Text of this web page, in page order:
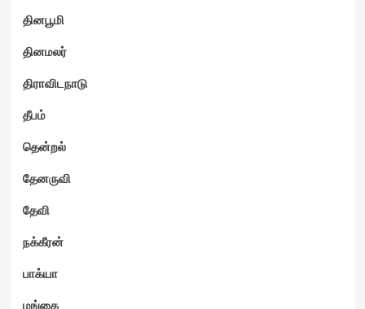
தினபூமி
தினமலர்
திராவிடநாடு
தீபம்
தென்றல்
தேனருவி
தேவி
நக்கீரன்
பாக்யா
மங்கை